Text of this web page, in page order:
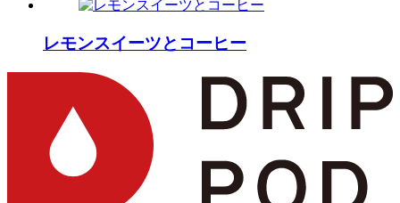
レモンスイーツとコーヒー